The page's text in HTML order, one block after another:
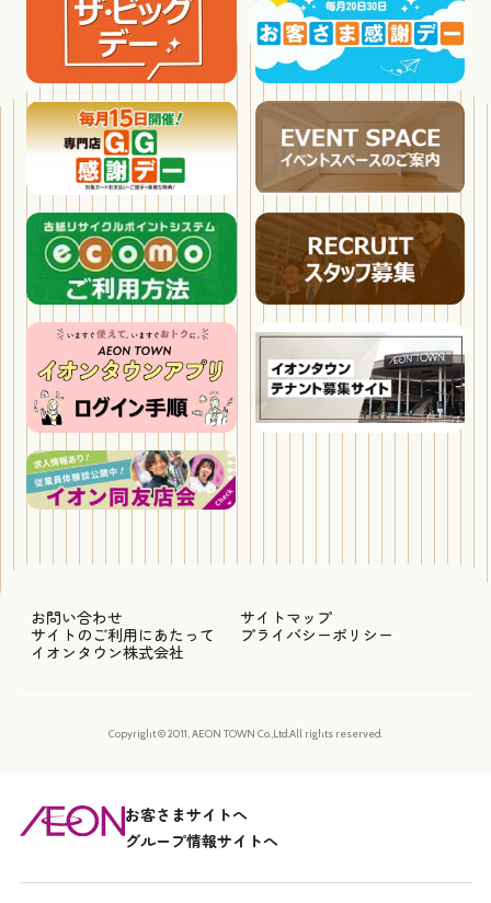
お問い合わせ
サイトマップ
サイトのご利用にあたって
プライバシーポリシー
イオンタウン株式会社
Copyright © 2011, AEON TOWN Co.,Ltd.All rights reserved.
お客さまサイトへ
グループ情報サイトへ